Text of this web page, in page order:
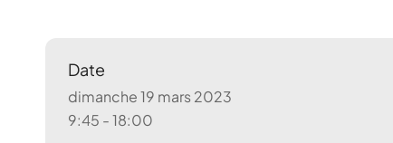
Date
dimanche 19 mars 2023
9:45 - 18:00